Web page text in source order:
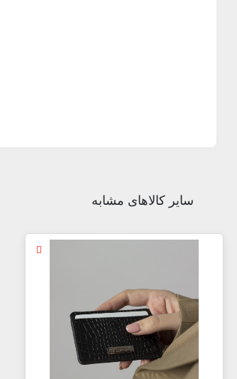
سایر کالاهای مشابه